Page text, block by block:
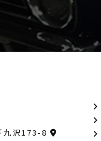
九沢173-8